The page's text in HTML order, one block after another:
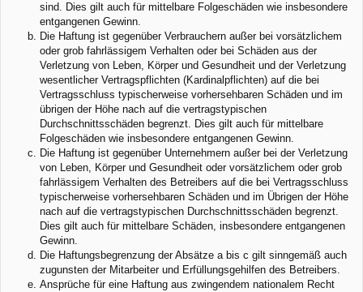
sind. Dies gilt auch für mittelbare Folgeschäden wie insbesondere
entgangenen Gewinn.
Die Haftung ist gegenüber Verbrauchern außer bei vorsätzlichem
oder grob fahrlässigem Verhalten oder bei Schäden aus der
Verletzung von Leben, Körper und Gesundheit und der Verletzung
wesentlicher Vertragspflichten (Kardinalpflichten) auf die bei
Vertragsschluss typischerweise vorhersehbaren Schäden und im
übrigen der Höhe nach auf die vertragstypischen
Durchschnittsschäden begrenzt. Dies gilt auch für mittelbare
Folgeschäden wie insbesondere entgangenen Gewinn.
Die Haftung ist gegenüber Unternehmern außer bei der Verletzung
von Leben, Körper und Gesundheit oder vorsätzlichem oder grob
fahrlässigem Verhalten des Betreibers auf die bei Vertragsschluss
typischerweise vorhersehbaren Schäden und im Übrigen der Höhe
nach auf die vertragstypischen Durchschnittsschäden begrenzt.
Dies gilt auch für mittelbare Schäden, insbesondere entgangenen
Gewinn.
Die Haftungsbegrenzung der Absätze a bis c gilt sinngemäß auch
zugunsten der Mitarbeiter und Erfüllungsgehilfen des Betreibers.
Ansprüche für eine Haftung aus zwingendem nationalem Recht